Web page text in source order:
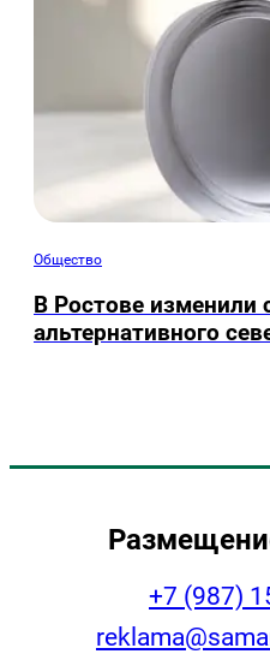
Общество
В Ростове изменили
альтернативного
+7 (987)